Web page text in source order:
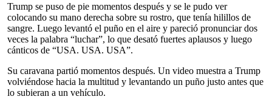
Trump se puso de pie momentos después y se le pudo ver
colocando su mano derecha sobre su rostro, que tenía hilillos de
sangre. Luego levantó el puño en el aire y pareció pronunciar dos
veces la palabra “luchar”, lo que desató fuertes aplausos y luego
cánticos de “USA. USA. USA”.
Su caravana partió momentos después. Un video muestra a Trump
volviéndose hacia la multitud y levantando un puño justo antes que
lo subieran a un vehículo.